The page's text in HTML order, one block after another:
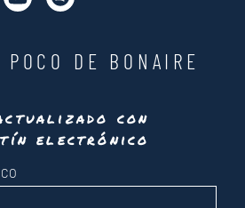
DE BONAIRE
con
electrónico